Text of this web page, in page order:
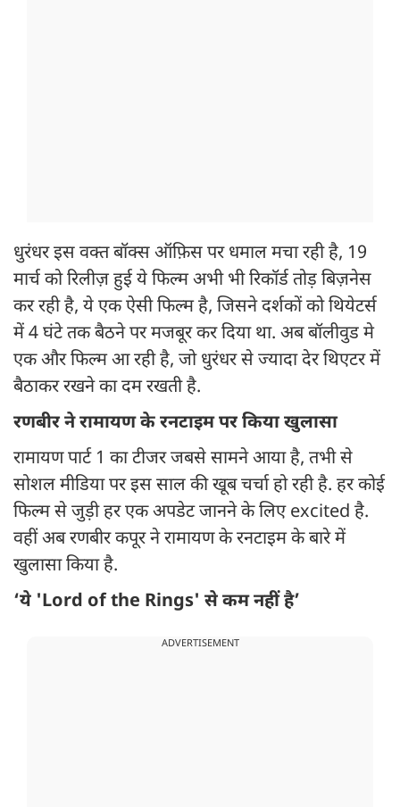
धुरंधर इस वक्त बॉक्स ऑफ़िस पर धमाल मचा रही है, 19
मार्च को रिलीज़ हुई ये फिल्म अभी भी रिकॉर्ड तोड़ बिज़नेस
कर रही है, ये एक ऐसी फिल्म है, जिसने दर्शकों को थियेटर्स
में 4 घंटे तक बैठने पर मजबूर कर दिया था. अब बॉलीवुड मे
एक और फिल्म आ रही है, जो धुरंधर से ज्यादा देर थिएटर में
बैठाकर रखने का दम रखती है.
रणबीर ने रामायण के रनटाइम पर किया खुलासा
रामायण पार्ट 1 का टीजर जबसे सामने आया है, तभी से
सोशल मीडिया पर इस साल की खूब चर्चा हो रही है. हर कोई
फिल्म से जुड़ी हर एक अपडेट जानने के लिए excited है.
वहीं अब रणबीर कपूर ने रामायण के रनटाइम के बारे में
खुलासा किया है.
‘ये 'Lord of the Rings' से कम नहीं है’
ADVERTISEMENT